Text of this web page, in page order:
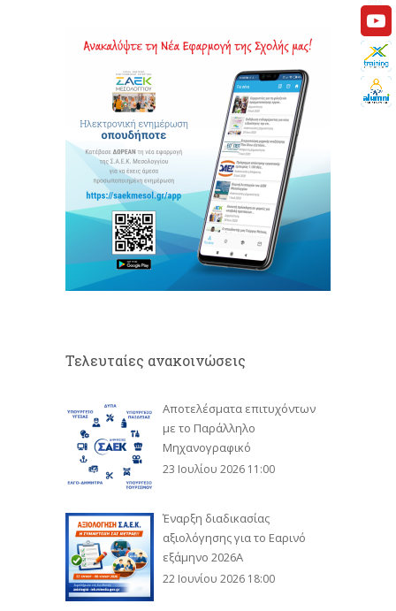
Τελευταίες ανακοινώσεις
Αποτελέσματα επιτυχόντων
με το Παράλληλο
Μηχανογραφικό
23 Ιουλίου 2026 11:00
Έναρξη διαδικασίας
αξιολόγησης για το Εαρινό
εξάμηνο 2026Α
22 Ιουνίου 2026 18:00